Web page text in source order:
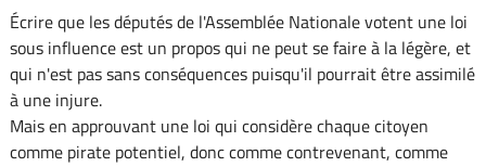
Écrire que les députés de l'Assemblée Nationale votent une loi
sous influence est un propos qui ne peut se faire à la légère, et
qui n'est pas sans conséquences puisqu'il pourrait être assimilé
à une injure.
Mais en approuvant une loi qui considère chaque citoyen
comme pirate potentiel, donc comme contrevenant, comme